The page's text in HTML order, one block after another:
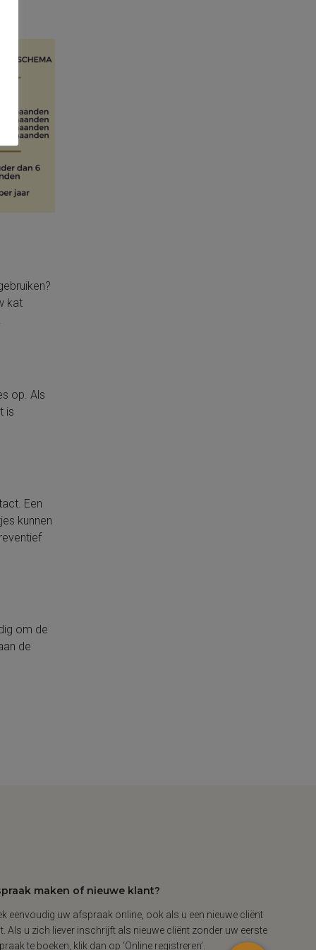
kat
op. Als
is
Een
kunnen
om de
de
maken of nieuwe klant?
eenvoudig uw afspraak online, ook als u een nieuwe cliënt
Als u zich liever inschrijft als nieuwe cliënt zonder uw eerste
te boeken, klik dan op ‘Online registreren’.